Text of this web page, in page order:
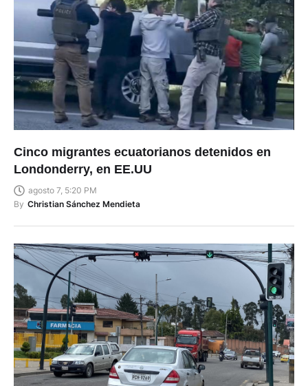
Cinco migrantes ecuatorianos detenidos en
Londonderry, en EE.UU
agosto 7, 5:20 PM
By Christian Sánchez Mendieta